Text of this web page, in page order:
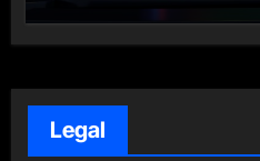
Legal